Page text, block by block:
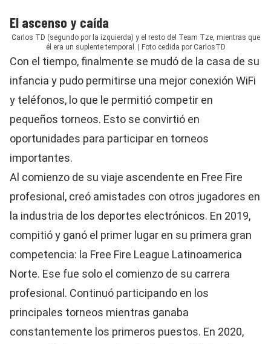
El ascenso y caída
Carlos TD (segundo por la izquierda) y el resto del Team Tze, mientras que
él era un suplente temporal. | Foto cedida por CarlosTD
Con el tiempo, finalmente se mudó de la casa de su
infancia y pudo permitirse una mejor conexión WiFi
y teléfonos, lo que le permitió competir en
pequeños torneos. Esto se convirtió en
oportunidades para participar en torneos
importantes.
Al comienzo de su viaje ascendente en Free Fire
profesional, creó amistades con otros jugadores en
la industria de los deportes electrónicos. En 2019,
compitió y ganó el primer lugar en su primera gran
competencia: la Free Fire League Latinoamerica
Norte. Ese fue solo el comienzo de su carrera
profesional. Continuó participando en los
principales torneos mientras ganaba
constantemente los primeros puestos. En 2020,